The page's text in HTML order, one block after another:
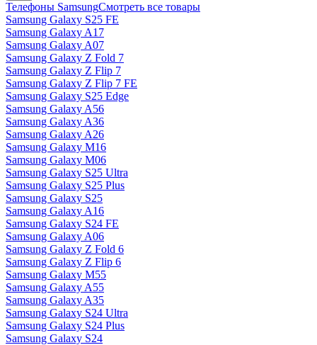
Телефоны SamsungСмотреть все товары
Samsung Galaxy S25 FE
Samsung Galaxy A17
Samsung Galaxy A07
Samsung Galaxy Z Fold 7
Samsung Galaxy Z Flip 7
Samsung Galaxy Z Flip 7 FE
Samsung Galaxy S25 Edge
Samsung Galaxy A56
Samsung Galaxy A36
Samsung Galaxy A26
Samsung Galaxy M16
Samsung Galaxy M06
Samsung Galaxy S25 Ultra
Samsung Galaxy S25 Plus
Samsung Galaxy S25
Samsung Galaxy A16
Samsung Galaxy S24 FE
Samsung Galaxy A06
Samsung Galaxy Z Fold 6
Samsung Galaxy Z Flip 6
Samsung Galaxy M55
Samsung Galaxy A55
Samsung Galaxy A35
Samsung Galaxy S24 Ultra
Samsung Galaxy S24 Plus
Samsung Galaxy S24